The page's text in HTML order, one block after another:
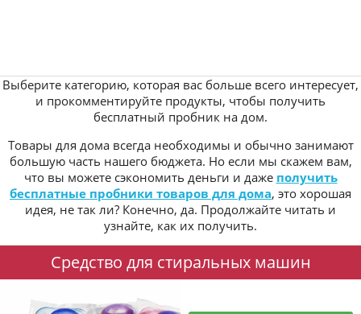
Выберите категорию, которая вас больше всего интересует,
и прокомментируйте продукты, чтобы получить
бесплатный пробник на дом.
Товары для дома всегда необходимы и обычно занимают
большую часть нашего бюджета. Но если мы скажем вам,
что вы можете сэкономить деньги и даже получить
бесплатные пробники товаров для дома, это хорошая
идея, не так ли? Конечно, да. Продолжайте читать и
узнайте, как их получить.
Средство для стиральных машин